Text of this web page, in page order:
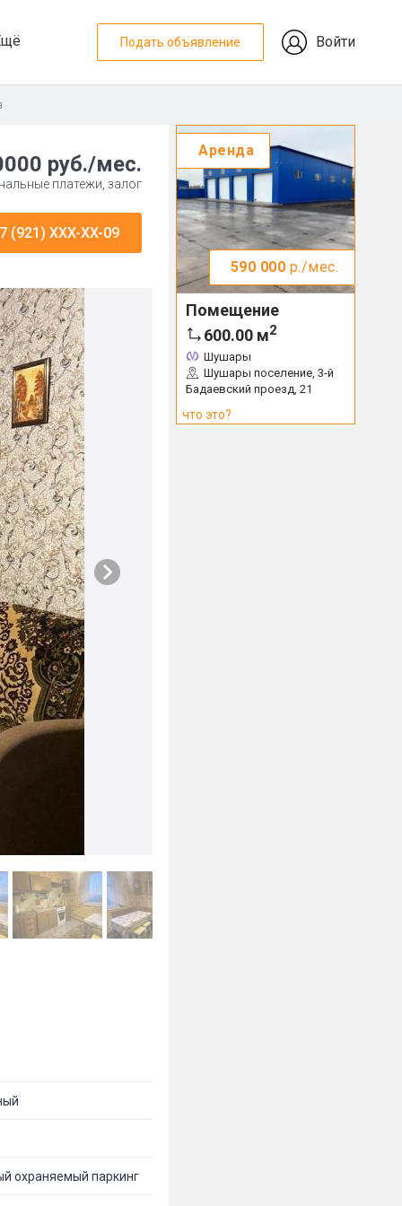
Подать объявление Войти
руб./мес.
платежи, залог
(921) XXX-XX-09
охраняемый паркинг
Аренда
590 000 р./мес.
Помещение
600.00 м2
Шушары
Шушары поселение, 3-й
Бадаевский проезд, 21
что это?